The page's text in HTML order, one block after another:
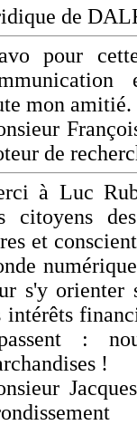
de
pour
mon amitié.
de
à Luc
citoyens
et
s'y orienter
intérêts
:
!